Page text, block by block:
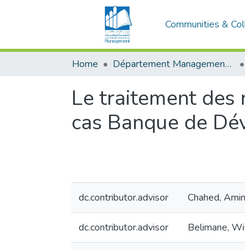
Communities &
Home Département Management Des Organisations
Le traitement des
cas Banque de
dc.contributor.advisor Chahed,
dc.contributor.advisor Belimane,